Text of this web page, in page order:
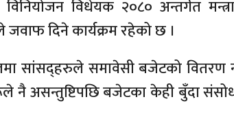
विनियोजन विधेयक २०८० अन्तर्गत
दिने कार्यक्रम रहेको छ ।
सांसद्हरुले समावेसी बजेटको वितरण
नै असन्तुष्टिपछि बजेटका केही बुँदा